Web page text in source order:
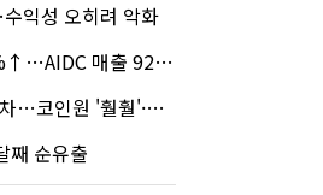
익성 오히려 악화
매출 92% 급증
원 '훨훨'·코빗 '잠잠'
째 순유출